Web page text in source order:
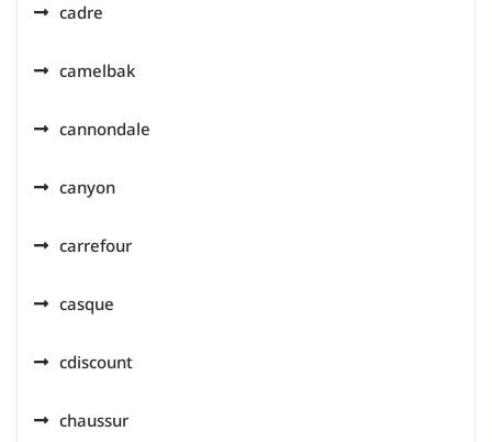
cadre
camelbak
cannondale
canyon
carrefour
casque
cdiscount
chaussur